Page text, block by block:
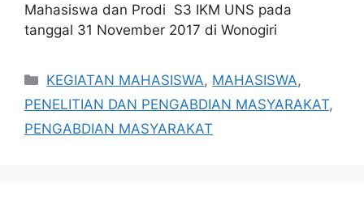
Mahasiswa dan Prodi S3 IKM UNS pada
tanggal 31 November 2017 di Wonogiri
Categories
KEGIATAN MAHASISWA, MAHASISWA,
PENELITIAN DAN PENGABDIAN MASYARAKAT,
PENGABDIAN MASYARAKAT